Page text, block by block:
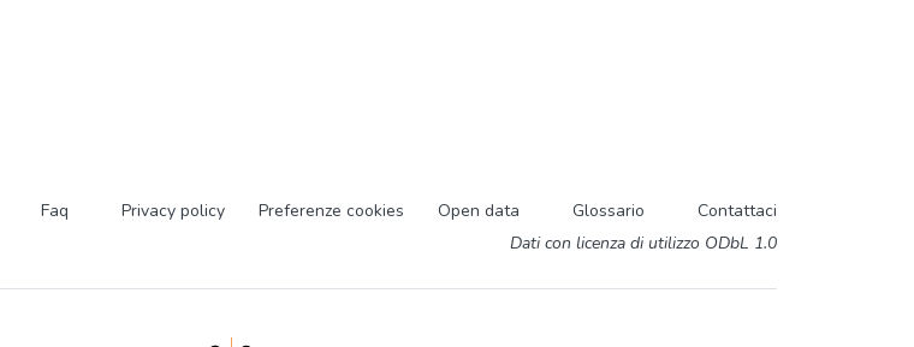
Faq Privacy policy Preferenze cookies Open data Glossario
Contattaci
Dati con licenza di utilizzo ODbL 1.0